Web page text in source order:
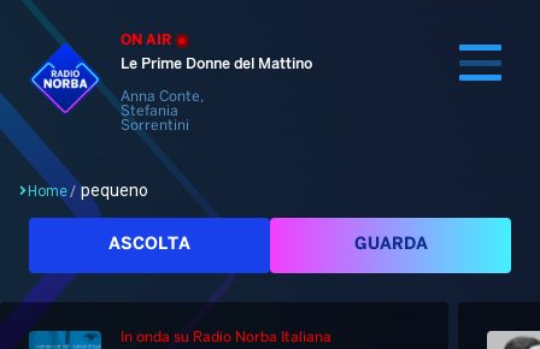
ON AIR
Le Prime Donne del Mattino
Anna Conte,
Stefania
Sorrentini
Home/ pequeno
ASCOLTA GUARDA
In onda su Radio Norba Italiana